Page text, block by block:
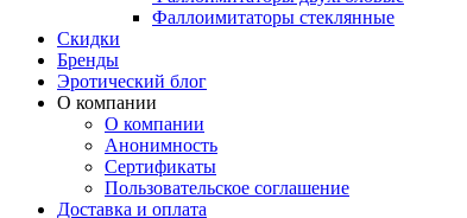
Фаллоимитаторы стеклянные
Скидки
Бренды
Эротический блог
О компании
О компании
Анонимность
Сертификаты
Пользовательское соглашение
Доставка и оплата